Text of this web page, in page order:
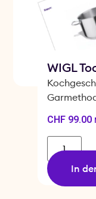
WIGL
CHF99.00
In